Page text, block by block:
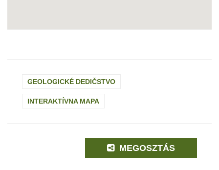
GEOLOGICKÉ DEDIČSTVO
INTERAKTÍVNA MAPA
MEGOSZTÁS